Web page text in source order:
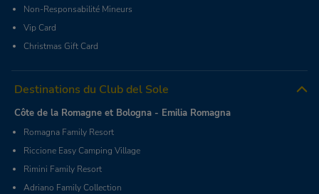
Non-Responsabilité Mineurs
Vip Card
Christmas Gift Card
Destinations du Club del Sole
Côte de la Romagne et Bologna - Emilia Romagna
Romagna Family Resort
Riccione Easy Camping Village
Rimini Family Resort
Adriano Family Collection